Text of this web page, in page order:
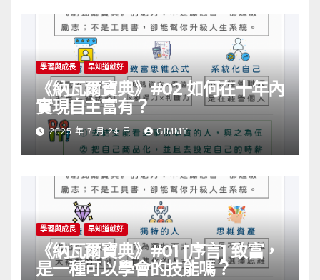
學習與成長 早知道就好
《納瓦爾寶典》#02 如何在十年內
實現自主富有？
2025 年 7 月 24 日 GIMMY
學習與成長 早知道就好
《納瓦爾寶典》#01 [序言] 致富，
是一種可以學會的技能嗎？